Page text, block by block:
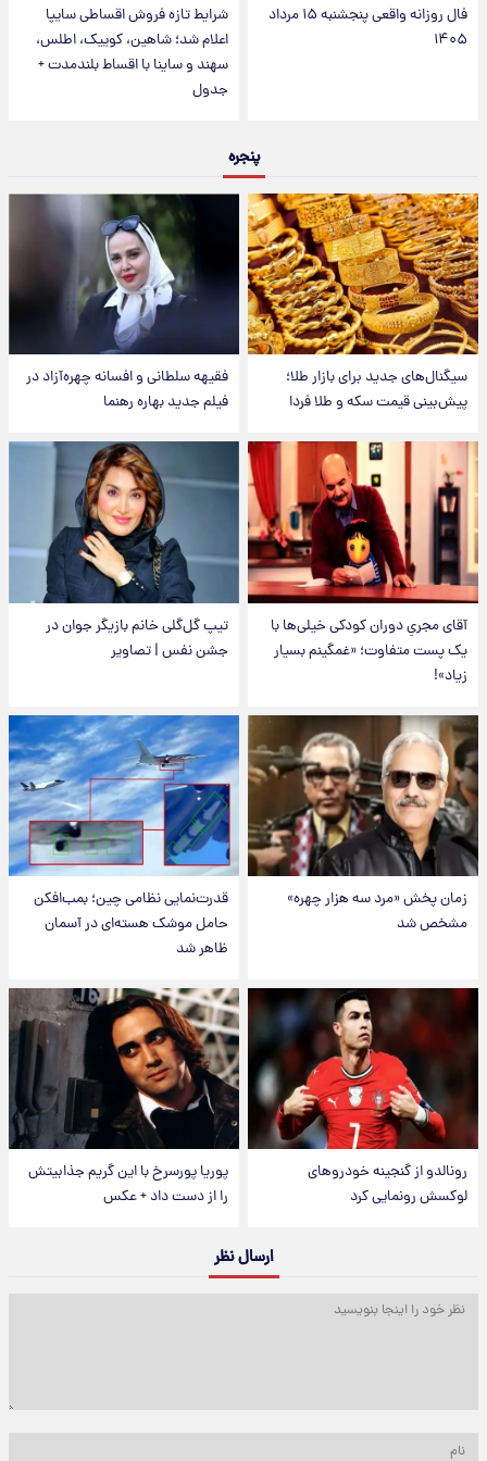
فال روزانه واقعی پنجشنبه ۱۵ مرداد
۱۴۰۵
شرایط تازه فروش اقساطی سایپا
اعلام شد؛ شاهین، کوییک، اطلس،
سهند و ساینا با اقساط بلندمدت +
جدول
پنجره
سیگنال‌های جدید برای بازار طلا؛
پیش‌بینی قیمت سکه و طلا فردا
فقیهه سلطانی و افسانه چهره‌آزاد در
فیلم جدید بهاره رهنما
آقای مجریِ دوران کودکی خیلی‌ها با
یک پست متفاوت؛ «غمگینم بسیار
زیاد»!
تیپ گل‌گلی خانم بازیگر جوان در
جشن نفس | تصاویر
زمان پخش «مرد سه هزار چهره»
مشخص شد
قدرت‌نمایی نظامی چین؛ بمب‌افکن
حامل موشک هسته‌ای در آسمان
ظاهر شد
رونالدو از گنجینه خودروهای
لوکسش رونمایی کرد
پوریا پورسرخ با این گریم جذابیتش
را از دست داد + عکس
ارسال نظر